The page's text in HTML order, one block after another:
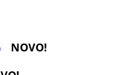
NOVO!